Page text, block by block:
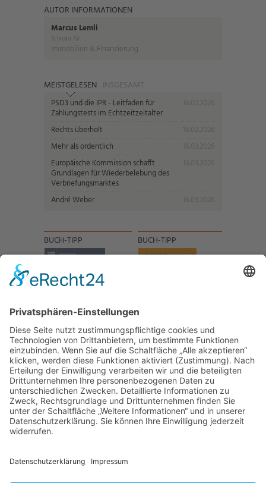
AUTOR INFORMATIONEN
Marcus Lemli
Schreibt für:
Immobilien & Finanzierung
MEISTGELESEN INSGESAMT
PSD3 und die IPR - Leitfaden für
Zahlungstests im Echtzeitzeitalter
Rechts überholt
Mehr als ordentlich
Europäische Kommission schafft
Grundlagen für Wiederbelebung des
Verbriefungsmarktes
André Weber
BUCH-TIPP BUCH-TIPP
NACH OBEN